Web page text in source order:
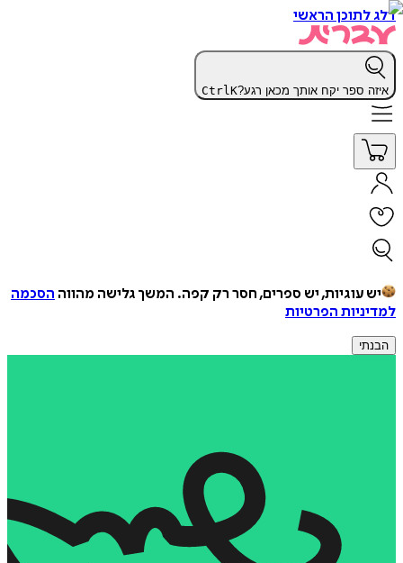
דלג לתוכן הראשי
איזה ספר יקח אותך מכאן רגע? CtrlK
יש עוגיות, יש ספרים, חסר רק קפה. המשך גלישה מהווה הסכמה
למדיניות הפרטיות
הבנתי